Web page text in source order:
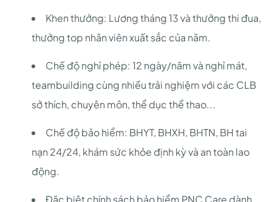
Khen thưởng: Lương tháng 13 và thưởng thi đua,
thưởng top nhân viên xuất sắc của năm.
Chế độ nghỉ phép: 12 ngày/năm và nghỉ mát,
teambuilding cùng nhiều trải nghiệm với các CLB
sở thích, chuyên môn, thể dục thể thao...
Chế độ bảo hiểm: BHYT, BHXH, BHTN, BH tai
nạn 24/24, khám sức khỏe định kỳ và an toàn lao
động.